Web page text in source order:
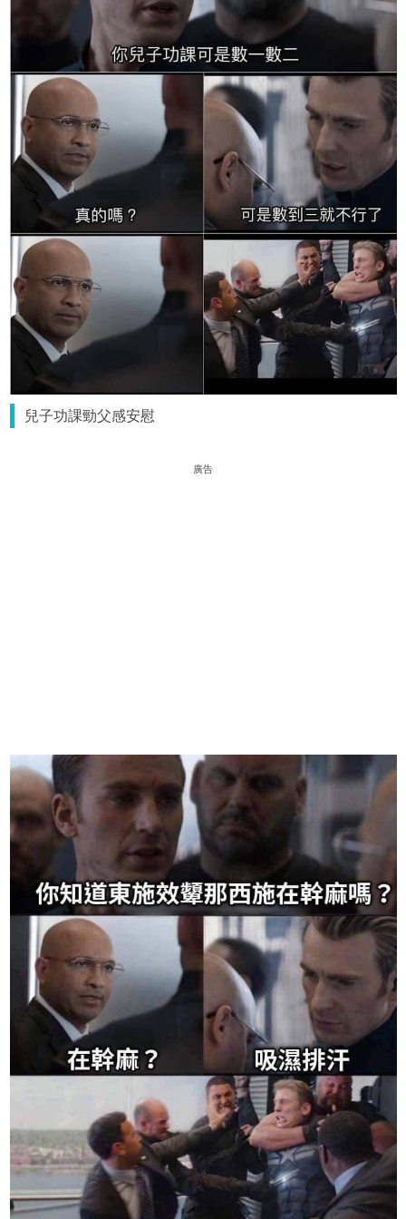
兒子功課勁父感安慰
廣告